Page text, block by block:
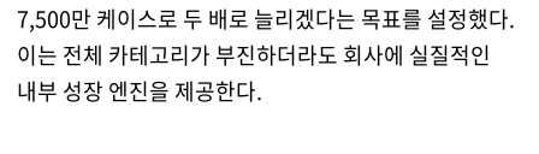
7,500만 케이스로 두 배로 늘리겠다는 목표를 설정했다.
이는 전체 카테고리가 부진하더라도 회사에 실질적인
내부 성장 엔진을 제공한다.